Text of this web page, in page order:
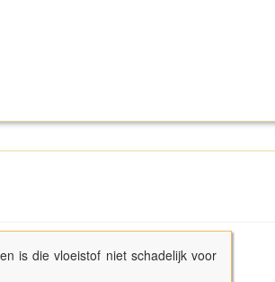
is die vloeistof niet schadelijk voor